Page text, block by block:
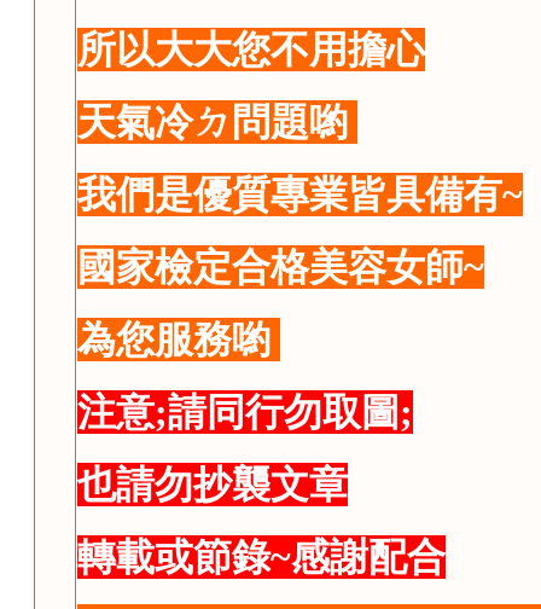
所以大大您不用擔心
天氣冷ㄉ問題喲
我們是優質專業皆具備有~
國家檢定合格美容女師~
為您服務喲
注意;請同行勿取圖;
也請勿抄襲文章
轉載或節錄~感謝配合